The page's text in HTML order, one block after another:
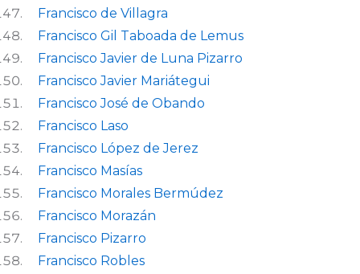
Francisco de Villagra
Francisco Gil Taboada de Lemus
Francisco Javier de Luna Pizarro
Francisco Javier Mariátegui
Francisco José de Obando
Francisco Laso
Francisco López de Jerez
Francisco Masías
Francisco Morales Bermúdez
Francisco Morazán
Francisco Pizarro
Francisco Robles